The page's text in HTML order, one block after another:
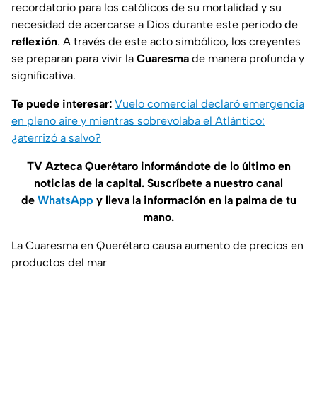
recordatorio para los católicos de su mortalidad y su
necesidad de acercarse a Dios durante este periodo de
reflexión. A través de este acto simbólico, los creyentes
se preparan para vivir la Cuaresma de manera profunda y
significativa.
Te puede interesar: Vuelo comercial declaró emergencia
en pleno aire y mientras sobrevolaba el Atlántico:
¿aterrizó a salvo?
TV Azteca Querétaro informándote de lo último en
noticias de la capital. Suscríbete a nuestro canal
de WhatsApp y lleva la información en la palma de tu
mano.
La Cuaresma en Querétaro causa aumento de precios en
productos del mar